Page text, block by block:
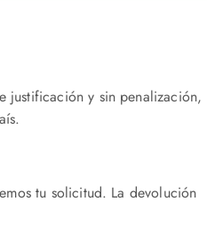
justificación y sin penalización,
tu solicitud. La devolución